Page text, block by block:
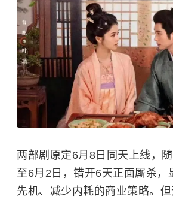
两部剧原定6月8日同天上线，
至6月2日，错开6天正面厮杀，
先机、减少内耗的商业策略。但